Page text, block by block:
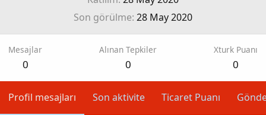
Son görülme 28 May 2020
Mesajlar
0
Alınan Tepkiler
0
Xturk Puanı
0
Profil mesajları Son aktivite Ticaret Puanı